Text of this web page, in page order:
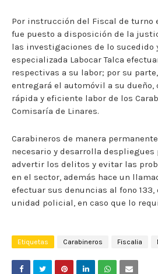
Por instrucción del Fiscal de turno
fue puesto a disposición de la
las investigaciones de lo sucedido
especializada Labocar Talca
respectivas a su labor; por su
entregará el automóvil a su dueño,
rápida y eficiente labor de los
Comisaría de Linares.
Carabineros de manera
necesario y desarrolla
advertir los delitos y evitar las
en el sector, además hace un
efectuar sus denuncias al fono 133,
unidad policial, en caso que lo
Etiquetas Carabineros Fiscalia